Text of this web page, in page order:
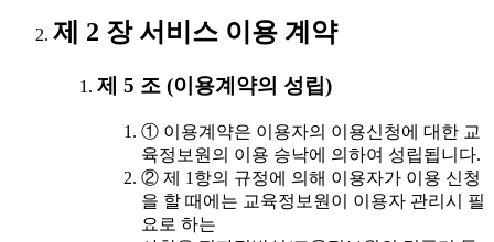
제 2 장 서비스 이용 계약
제 5 조 (이용계약의 성립)
① 이용계약은 이용자의 이용신청에 대한 교
육정보원의 이용 승낙에 의하여 성립됩니다.
② 제 1항의 규정에 의해 이용자가 이용 신청
을 할 때에는 교육정보원이 이용자 관리시 필
요로 하는